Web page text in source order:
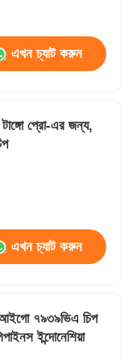
এখন চ্যাট করুন
টাঙ্গো প্রো-এর জন্য,
এখন চ্যাট করুন
৭৯৩৯ভিএ চিপ
ইন্দোনেশিয়া